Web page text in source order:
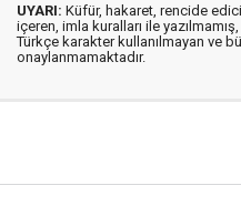
UYARI: Küfür, hakaret, rencide
içeren, imla kuralları ile yazılmamış,
Türkçe karakter kullanılmayan ve
onaylanmamaktadır.